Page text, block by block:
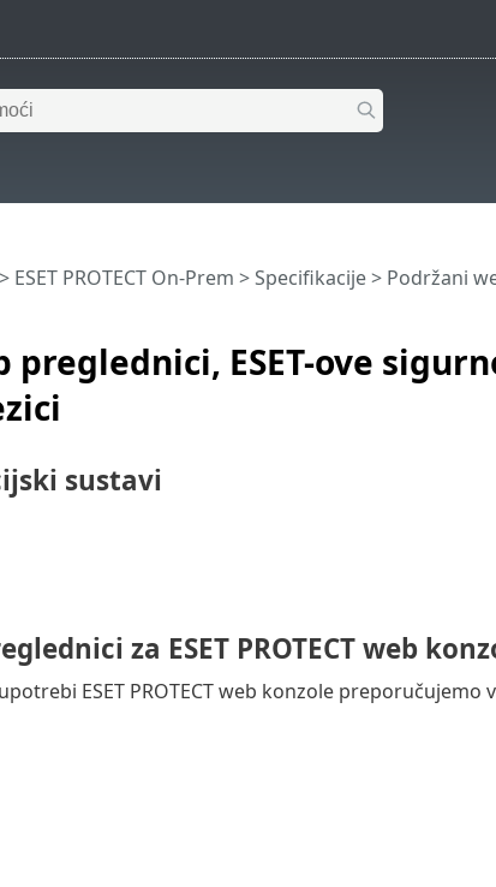
preglednici, ESET-ove
> ESET PROTECT On-Prem >Specifikacije> Podržani
sustavi
za ESET PROTECT web
ESET PROTECT web konzole